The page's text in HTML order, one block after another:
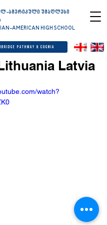
ამერიკული უმაღლესი
AMERICAN HIGH SCHOOL
Pathway & Cognia
Latvia
watch?